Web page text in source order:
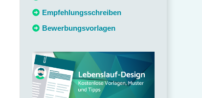
h
Empfehlungsschreiben
Bewerbungsvorlagen